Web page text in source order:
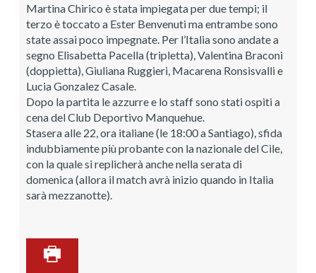
Martina Chirico è stata impiegata per due tempi; il
terzo è toccato a Ester Benvenuti ma entrambe sono
state assai poco impegnate. Per l’Italia sono andate a
segno Elisabetta Pacella (tripletta), Valentina Braconi
(doppietta), Giuliana Ruggieri, Macarena Ronsisvalli e
Lucia Gonzalez Casale.
Dopo la partita le azzurre e lo staff sono stati ospiti a
cena del Club Deportivo Manquehue.
Stasera alle 22, ora italiane (le 18:00 a Santiago), sfida
indubbiamente più probante con la nazionale del Cile,
con la quale si replicherà anche nella serata di
domenica (allora il match avrà inizio quando in Italia
sarà mezzanotte).